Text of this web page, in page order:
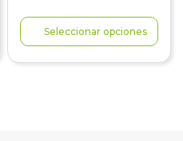
Seleccionar opciones